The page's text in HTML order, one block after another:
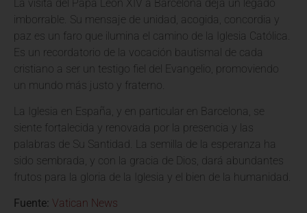
La visita del Papa León XIV a Barcelona deja un legado
imborrable. Su mensaje de unidad, acogida, concordia y
paz es un faro que ilumina el camino de la Iglesia Católica.
Es un recordatorio de la vocación bautismal de cada
cristiano a ser un testigo fiel del Evangelio, promoviendo
un mundo más justo y fraterno.
La Iglesia en España, y en particular en Barcelona, se
siente fortalecida y renovada por la presencia y las
palabras de Su Santidad. La semilla de la esperanza ha
sido sembrada, y con la gracia de Dios, dará abundantes
frutos para la gloria de la Iglesia y el bien de la humanidad.
Fuente: Vatican News